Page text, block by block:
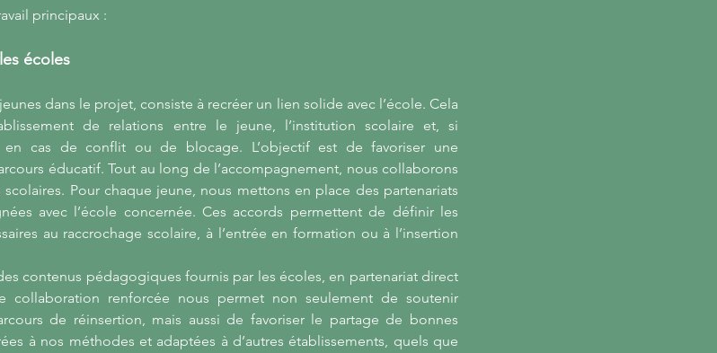
principaux :
écoles
dans le projet, consiste à recréer un lien solide avec l’école. Cela
de relations entre le jeune, l’institution scolaire et, si
en cas de conflit ou de blocage. L’objectif est de favoriser une
éducatif. Tout au long de l’accompagnement, nous collaborons
Pour chaque jeune, nous mettons en place des partenariats
avec l’école concernée. Ces accords permettent de définir les
au raccrochage scolaire, à l’entrée en formation ou à l’insertion
contenus pédagogiques fournis par les écoles, en partenariat direct
collaboration renforcée nous permet non seulement de soutenir
de réinsertion, mais aussi de favoriser le partage de bonnes
à nos méthodes et adaptées à d’autres établissements, quels que